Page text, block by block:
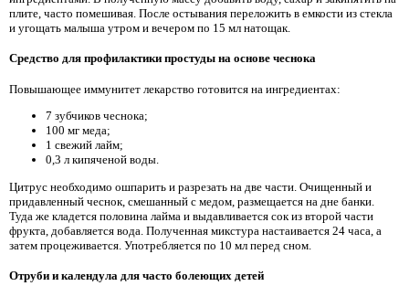
плите, часто помешивая. После остывания переложить в емкости из стекла
и угощать малыша утром и вечером по 15 мл натощак.
Средство для профилактики простуды на основе чеснока
Повышающее иммунитет лекарство готовится на ингредиентах:
7 зубчиков чеснока;
100 мг меда;
1 свежий лайм;
0,3 л кипяченой воды.
Цитрус необходимо ошпарить и разрезать на две части. Очищенный и
придавленный чеснок, смешанный с медом, размещается на дне банки.
Туда же кладется половина лайма и выдавливается сок из второй части
фрукта, добавляется вода. Полученная микстура настаивается 24 часа, а
затем процеживается. Употребляется по 10 мл перед сном.
Отруби и календула для часто болеющих детей